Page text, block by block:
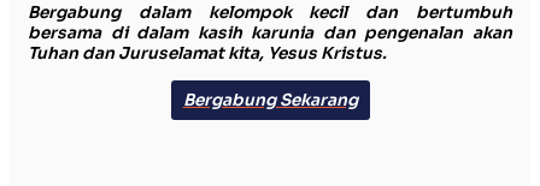
Bergabung dalam kelompok kecil dan bertumbuh
bersama di dalam kasih karunia dan pengenalan akan
Tuhan dan Juruselamat kita, Yesus Kristus.
Bergabung Sekarang